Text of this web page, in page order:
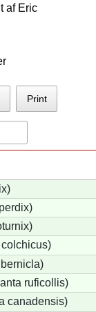
af Eric
Print
ruficollis)
canadensis)